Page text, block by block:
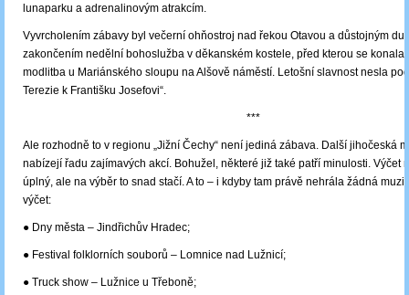
lunaparku a adrenalinovým atrakcím.
Vyvrcholením zábavy byl večerní ohňostroj nad řekou Otavou a důstojným
zakončením nedělní bohoslužba v děkanském kostele, před kterou se konala
modlitba u Mariánského sloupu na Alšově náměstí. Letošní slavnost nesla
Terezie k Františku Josefovi“.
***
Ale rozhodně to v regionu „Jižní Čechy“ není jediná zábava. Další jihočeská
nabízejí řadu zajímavých akcí. Bohužel, některé již také patří minulosti. Výčet
úplný, ale na výběr to snad stačí. A to – i kdyby tam právě nehrála žádná
výčet:
● Dny města – Jindřichův Hradec;
● Festival folklorních souborů – Lomnice nad Lužnicí;
● Truck show – Lužnice u Třeboně;